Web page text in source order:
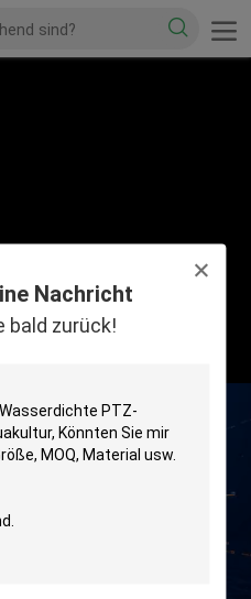
Nachricht
bald zurück!